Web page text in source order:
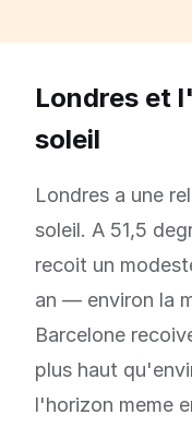
Londres et
soleil
Londres a une
soleil. A 51,5
recoit un
an — environ la
Barcelone
plus haut
l'horizon meme